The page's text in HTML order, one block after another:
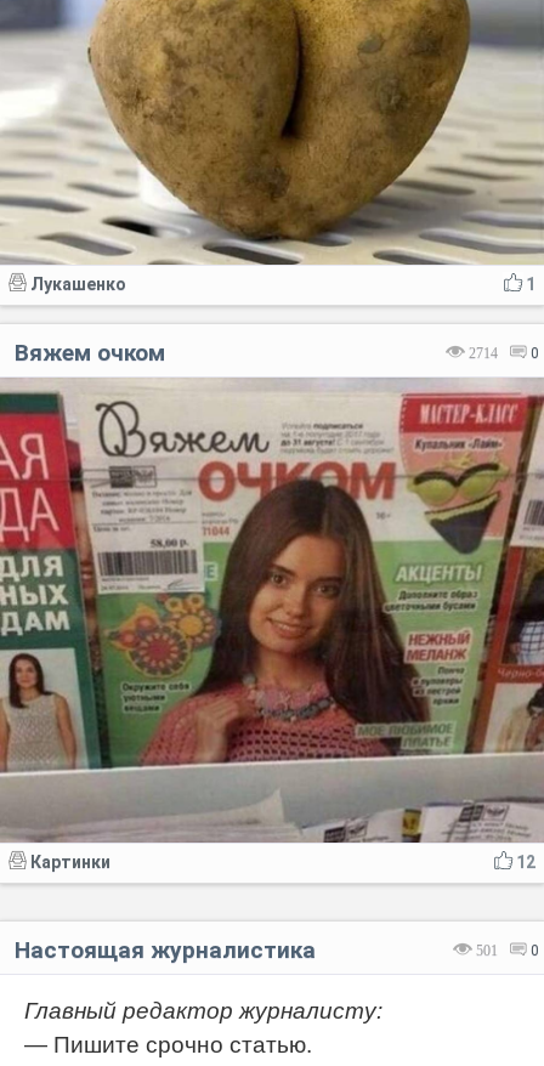
1
Лукашенко
2714 0
Вяжем очком
12
Картинки
501 0
Настоящая журналистика⁠⁠
Главный редактор журналисту:
— Пишите срочно статью.